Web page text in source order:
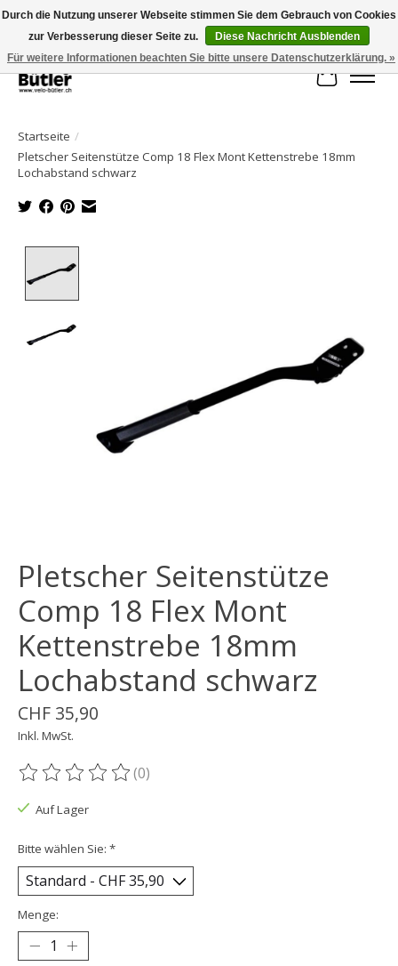
Große Auswahl an Produkten und schneller Versand!
Ihr
Startseite /
Pletscher Seitenstütze Comp 18 Flex Mont Kettenstrebe 18mm
Lochabstand schwarz
Pletscher Seitenstütze
Comp 18 Flex Mont
Kettenstrebe 18mm
Lochabstand schwarz
CHF 35,90
Inkl. MwSt.
Die Bewertung dieses Produkts ist
(0)
Auf Lager
Bitte wählen Sie: *
Menge:
Durch die Nutzung unserer Webseite stimmen Sie dem Gebrauch von Cookies
zur Verbesserung dieser Seite zu.
Diese Nachricht Ausblenden
Für weitere Informationen beachten Sie bitte unsere Datenschutzerklärung. »